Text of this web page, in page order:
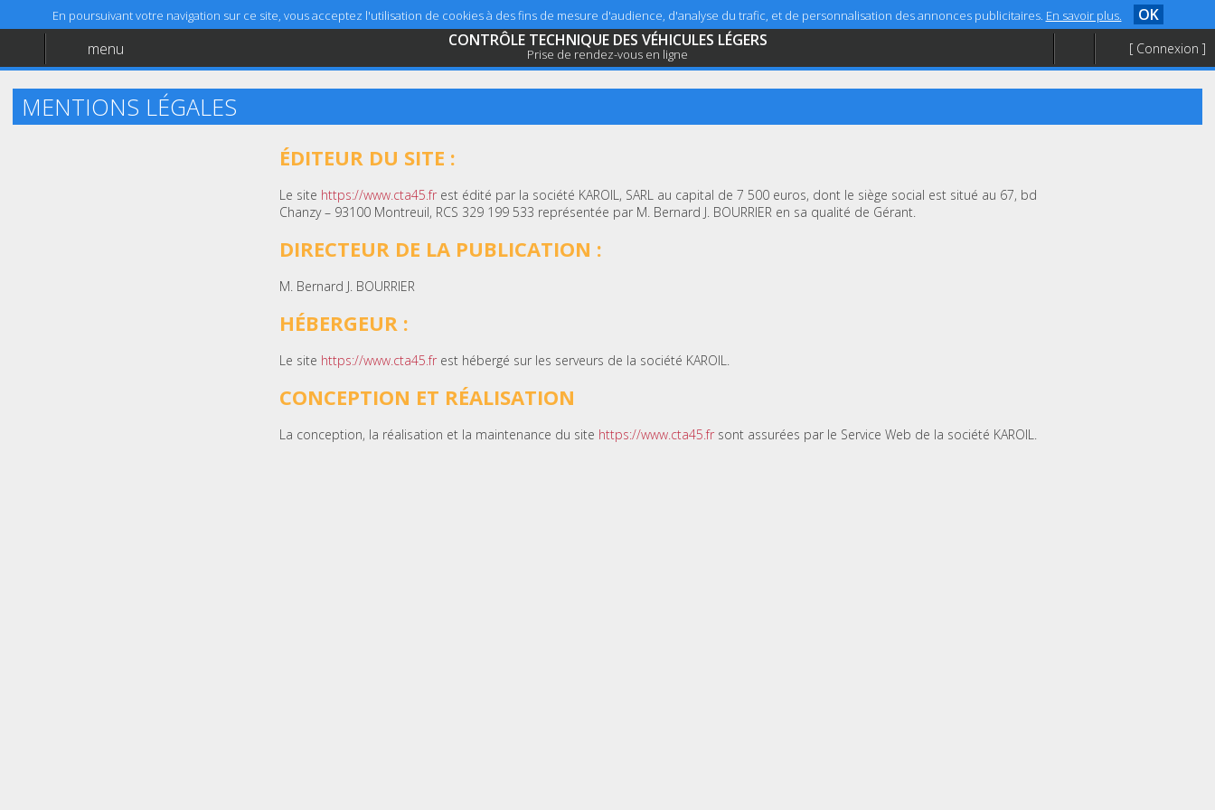
En poursuivant votre navigation sur ce site, vous acceptez l'utilisation de cookies à des fins de mesure d'audience, d'analyse du trafic, et de personnalisation des annonces publicitaires. En savoir plus. OK
Aide
menu CONTRÔLE TECHNIQUE DES VÉHICULES LÉGERS
Prise de rendez-vous en ligne [ Connexion ]
MENTIONS LÉGALES
ÉDITEUR DU SITE :
Le site https://www.cta45.fr est édité par la société KAROIL, SARL au capital de 7 500 euros, dont le siège social est situé au 67, bd
Chanzy – 93100 Montreuil, RCS 329 199 533 représentée par M. Bernard J. BOURRIER en sa qualité de Gérant.
DIRECTEUR DE LA PUBLICATION :
M. Bernard J. BOURRIER
HÉBERGEUR :
Le site https://www.cta45.fr est hébergé sur les serveurs de la société KAROIL.
CONCEPTION ET RÉALISATION
La conception, la réalisation et la maintenance du site https://www.cta45.fr sont assurées par le Service Web de la société KAROIL.